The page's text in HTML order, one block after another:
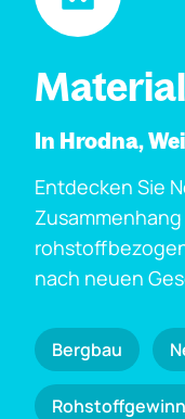
In Hrodna,
Entdecken Sie
nach neuen
Bergbau